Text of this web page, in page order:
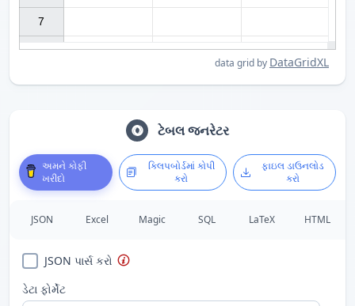
data grid by DataGridXL
7
ટેબલ જનરેટર
અમને કોફી
ખરીદો
ક્લિપબોર્ડમાં કોપી
કરો
ફાઇલ ડાઉનલોડ
કરો
JSON Excel Magic SQL LaTeX HTML
JSON પાર્સ કરો
ડેટા ફોર્મેટ